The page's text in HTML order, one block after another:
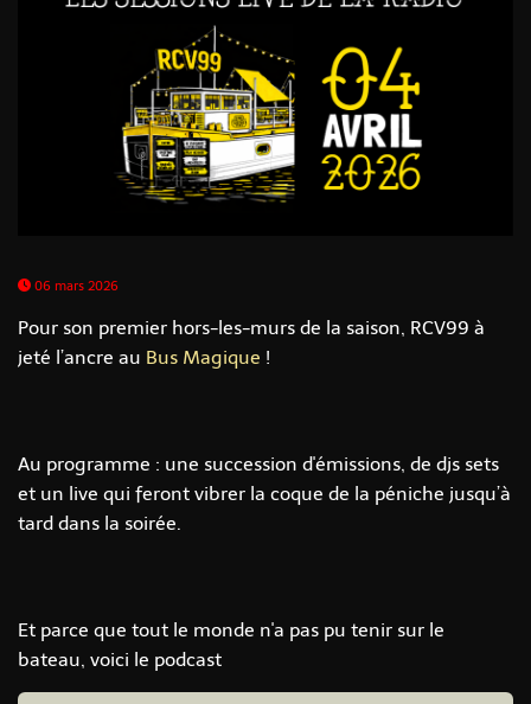
06 mars 2026
Pour son premier hors-les-murs de la saison, RCV99 à
jeté l’ancre au Bus Magique !
Au programme : une succession d'émissions, de djs sets
et un live qui feront vibrer la coque de la péniche jusqu’à
tard dans la soirée.
Et parce que tout le monde n'a pas pu tenir sur le
bateau, voici le podcast